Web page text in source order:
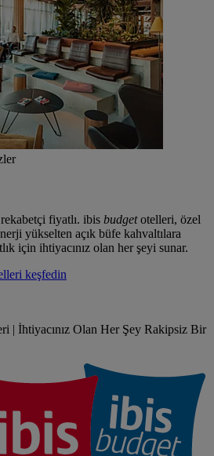
fiyatlı. ibis budgetotelleri, özel
yükselten açık büfe kahvaltılara
için ihtiyacınız olan her şeyi sunar.
keşfedin
| İhtiyacınız Olan Her Şey Rakipsiz Bir